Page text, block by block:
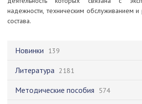
Новинки 139
Литература 2181
Методические пособия 574
надежности, техническим обслуживанием
состава.